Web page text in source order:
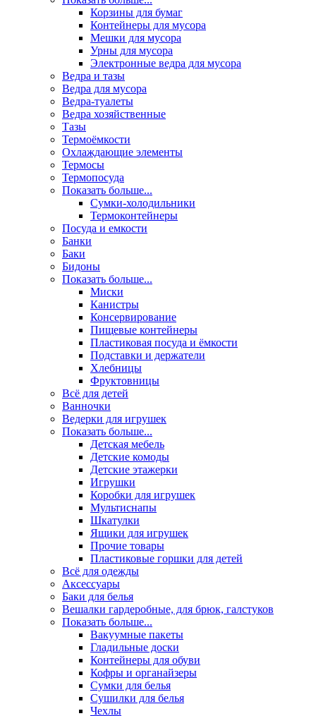
Корзины для бумаг
Контейнеры для мусора
Мешки для мусора
Урны для мусора
Электронные ведра для мусора
Ведра и тазы
Ведра для мусора
Ведра-туалеты
Ведра хозяйственные
Тазы
Термоёмкости
Охлаждающие элементы
Термосы
Термопосуда
Показать больше...
Сумки-холодильники
Термоконтейнеры
Посуда и емкости
Банки
Баки
Бидоны
Показать больше...
Миски
Канистры
Консервирование
Пищевые контейнеры
Пластиковая посуда и ёмкости
Подставки и держатели
Хлебницы
Фруктовницы
Всё для детей
Ванночки
Ведерки для игрушек
Показать больше...
Детская мебель
Детские комоды
Детские этажерки
Игрушки
Коробки для игрушек
Мультиснапы
Шкатулки
Ящики для игрушек
Прочие товары
Пластиковые горшки для детей
Всё для одежды
Аксессуары
Баки для белья
Вешалки гардеробные, для брюк, галстуков
Показать больше...
Вакуумные пакеты
Гладильные доски
Контейнеры для обуви
Кофры и органайзеры
Сумки для белья
Сушилки для белья
Чехлы